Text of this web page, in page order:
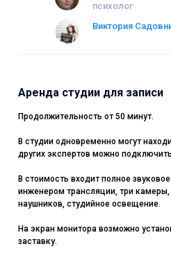
психолог
Виктория
Аренда студии для записи
Продолжительность от 50 минут.
В студии одновременно могут
других экспертов можно
В стоимость входит полное
инженером трансляции, три
наушников, студийное освещение.
На экран монитора возможно
заставку.